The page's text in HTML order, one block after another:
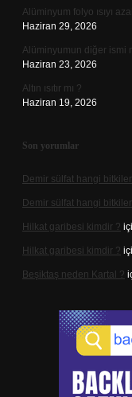
Alüminyum folyo ısıyı
Haziran 29, 2026
Alüminyumun diğer ismi
Haziran 23, 2026
Altın ısıtır mı ?
Haziran 19, 2026
Son yorumlar
Demir sülfat hangi
Demir sülfat hangi
Hilkat garibesi kimdir ?
Hilkat garibesi kimdir ?
Beşiktaş neden Kartal ?